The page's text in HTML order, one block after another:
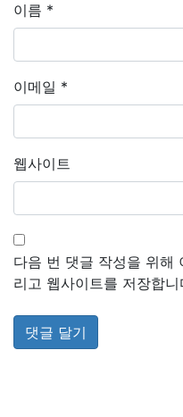
이름 *
이메일 *
웹사이트
다음 번 댓글 작성을 위해
리고 웹사이트를 저장합니